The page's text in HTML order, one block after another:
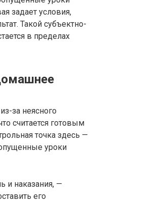
задает условия,
Такой субъектно-
в пределах
за неясного
считается готовым
точка здесь —
уроки
и наказания, —
его